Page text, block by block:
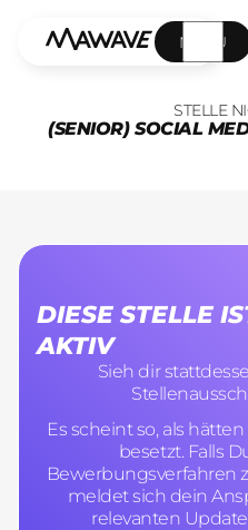
MENÜ
STELLE
(SENIOR) SOCIAL
DIESE STELLE
AKTIV
Sieh dir
Es scheint so, als
besetzt. Falls
Bewerbungsverfahren
meldet sich dein
relevanten